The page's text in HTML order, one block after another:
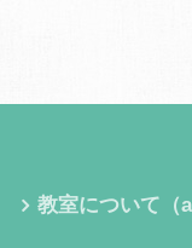
教室について（